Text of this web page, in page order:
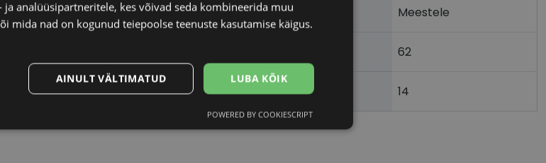
Kliendirühm Meestele
62
Ninavahe laius (mm) 14
ja analüüsipartneritele, kes võivad seda kombineerida muu
mida nad on kogunud teiepoolse teenuste kasutamise käigus.
LUBA KÕIK
AINULT VÄLTIMATUD
Eelistused
POWERED BY COOKIESCRIPT